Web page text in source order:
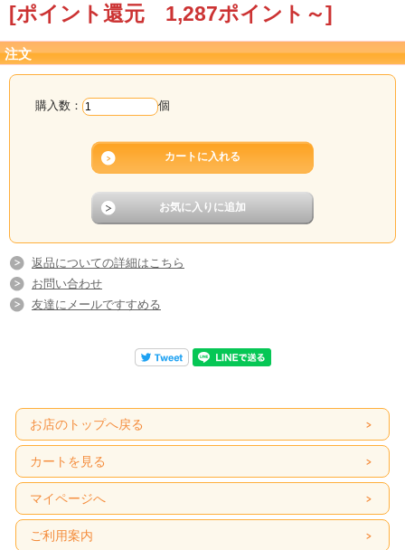
[ポイント還元 1,287ポイント～]
注文
購入数： 個
返品についての詳細はこちら
お問い合わせ
友達にメールですすめる
お店のトップへ戻る
カートを見る
マイページへ
ご利用案内